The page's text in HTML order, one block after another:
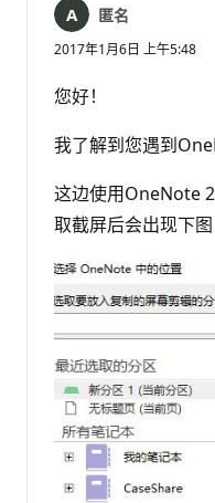
匿名
2017年1月6日 上午5:48
您好！
我了解到您遇到
这边使用OneNote
取截屏后会出现下